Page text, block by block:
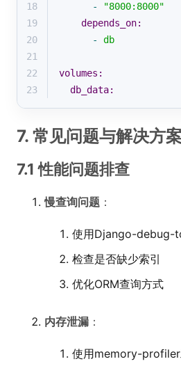
18
-
"8000:8000"
19
depends_on:
20
-
db
21
22
volumes:
23
db_data:
7. 常见问题与解决方
7.1 性能问题排查
慢查询问题 ：
使用Django-debug-
检查是否缺少索引
优化ORM查询方式
内存泄漏 ：
使用memory-profiler